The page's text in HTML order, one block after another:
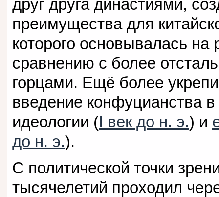
друг друга династиями,
преимущества для
которого основывалась
сравнению с более
горцами. Ещё более
введение конфуцианства в
идеологии (I век до н. э.) и
до н. э.).
С политической точки
тысячелетий проходил